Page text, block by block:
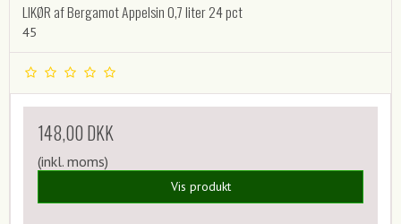
LIKØR af Bergamot Appelsin 0,7 liter 24 pct
45
148,00 DKK
(inkl. moms)
Vis produkt